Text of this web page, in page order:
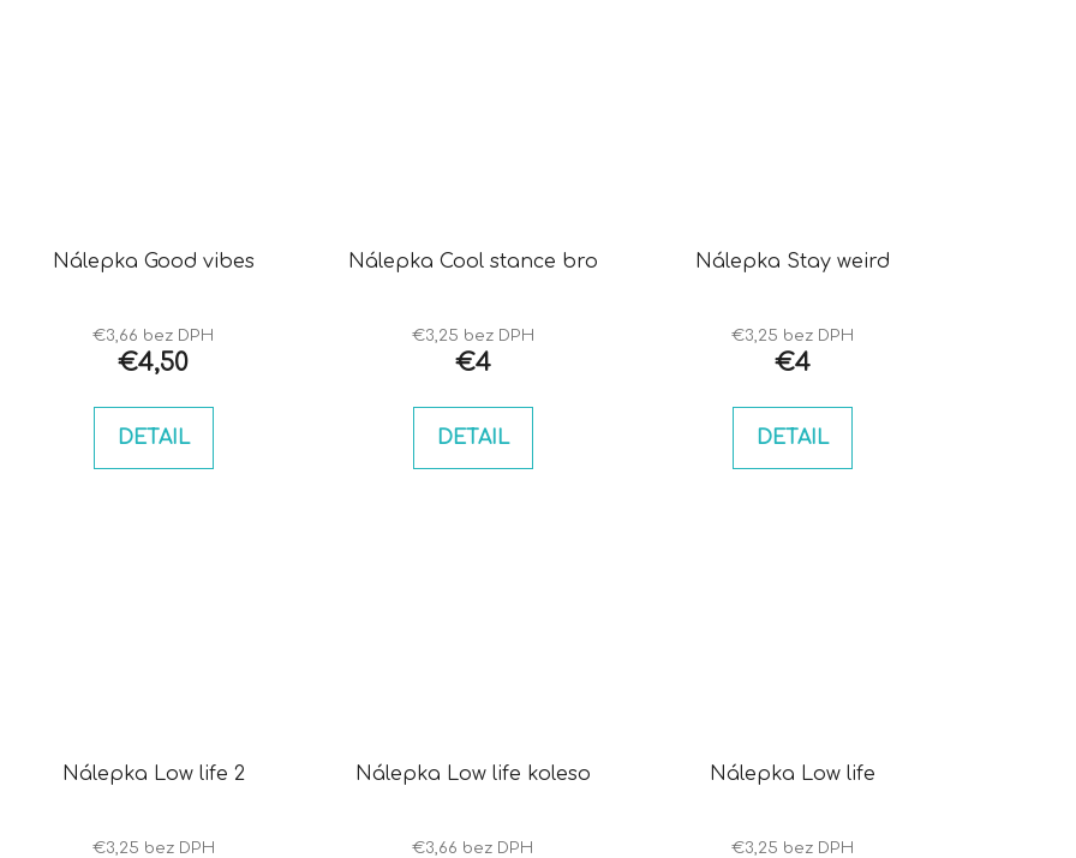
Nálepka Good vibes
€3,66 bez DPH
€4,50
DETAIL
Nálepka Cool stance bro
€3,25 bez DPH
€4
DETAIL
Nálepka Stay weird
€3,25 bez DPH
€4
DETAIL
Nálepka Low life 2
€3,25 bez DPH
Nálepka Low life koleso
€3,66 bez DPH
Nálepka Low life
€3,25 bez DPH